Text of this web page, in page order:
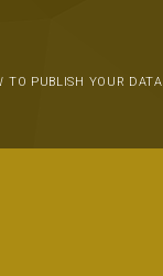
TO PUBLISH YOUR DATA